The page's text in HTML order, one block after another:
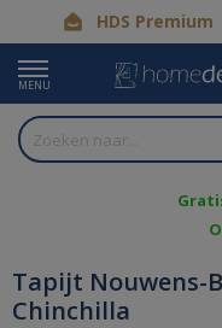
HDS Premium
MENU
Tapijt Nouwens-
Chinchilla